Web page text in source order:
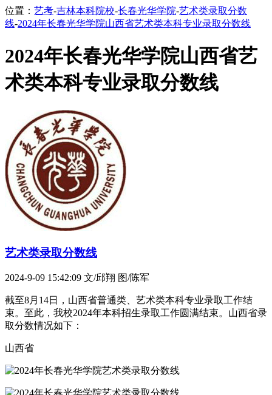
位置： 艺考-吉林本科院校-长春光华学院-艺术类录取分数
线-2024年长春光华学院山西省艺术类本科专业录取分数线
2024年长春光华学院山西省艺
术类本科专业录取分数线
艺术类录取分数线
2024-9-09 15:42:09 文/邱翔 图/陈军
截至8月14日，山西省普通类、艺术类本科专业录取工作结
束。至此，我校2024年本科招生录取工作圆满结束。山西省录
取分数情况如下：
山西省